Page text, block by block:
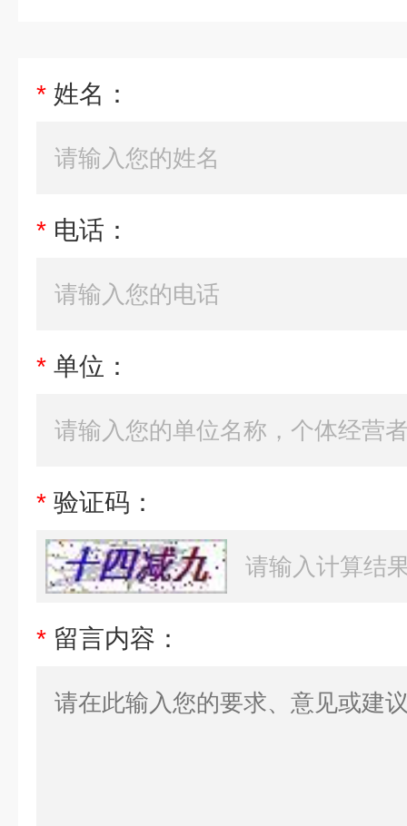
* 姓名：
* 电话：
* 单位：
* 验证码：
* 留言内容：